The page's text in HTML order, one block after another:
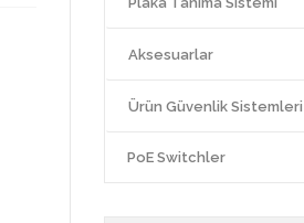
Aksesuarlar
Ürün Güvenlik Sistemleri
PoE Switchler